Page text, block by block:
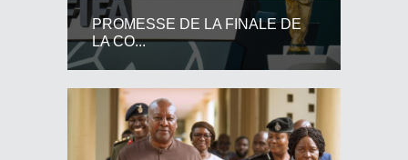
PROMESSE DE LA FINALE DE
LA CO...